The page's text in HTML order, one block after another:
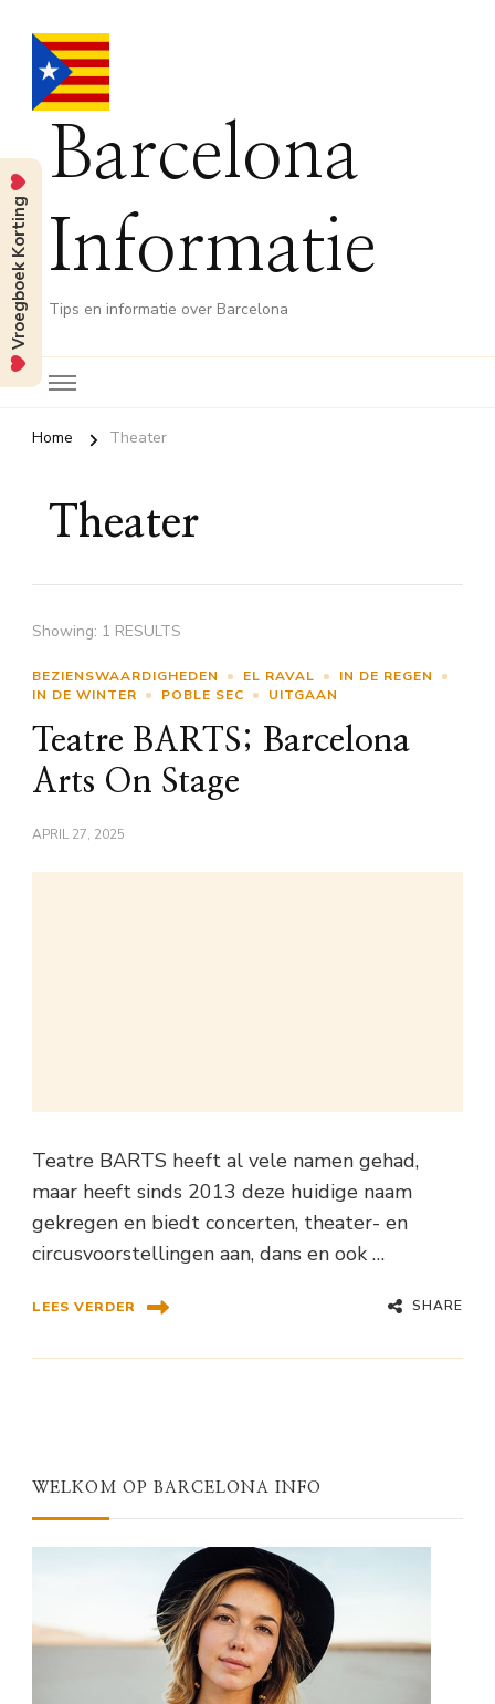
Barcelona
Informatie
Tips en informatie over Barcelona
Home Theater
Theater
Showing: 1 RESULTS
BEZIENSWAARDIGHEDEN EL RAVAL
IN DE REGEN
IN DE WINTER
POBLE SEC UITGAAN
Teatre BARTS; Barcelona
Arts On Stage
APRIL 27, 2025
Teatre BARTS heeft al vele namen gehad,
maar heeft sinds 2013 deze huidige naam
gekregen en biedt concerten, theater- en
circusvoorstellingen aan, dans en ook …
LEES VERDER SHARE
WELKOM OP BARCELONA INFO
Vroegboek Korting